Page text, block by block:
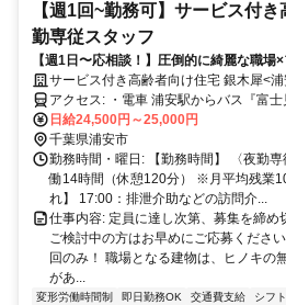
【週1回~勤務可】サービス付
勤専従スタッフ
【週1日〜応相談！】圧倒的に綺麗な職場
業もないので楽に介護をやりたい方！
サービス付き高齢者向け住宅 銀木犀<
アクセス: ・電車 浦安駅からバス『富士見三丁目』徒歩3分 舞浜駅か
らバス 『東海大高校前』徒歩3分 ・交通費支給（上限有） ・車・バ
イク通勤（応相談）
日給24,500円～25,000円
千葉県浦安市
勤務時間・曜日: 【勤務時間】 〈夜勤
働14時間（休憩120分） ※月平均残業
れ】 17:00：排泄介助などの訪問介...
仕事内容: 定員に達し次第、募集を締め
ご検討中の方はお早めにご応募くださ
回のみ！ 職場となる建物は、ヒノキの
があ...
変形労働時間制 即日勤務OK 交通費支給 シフ